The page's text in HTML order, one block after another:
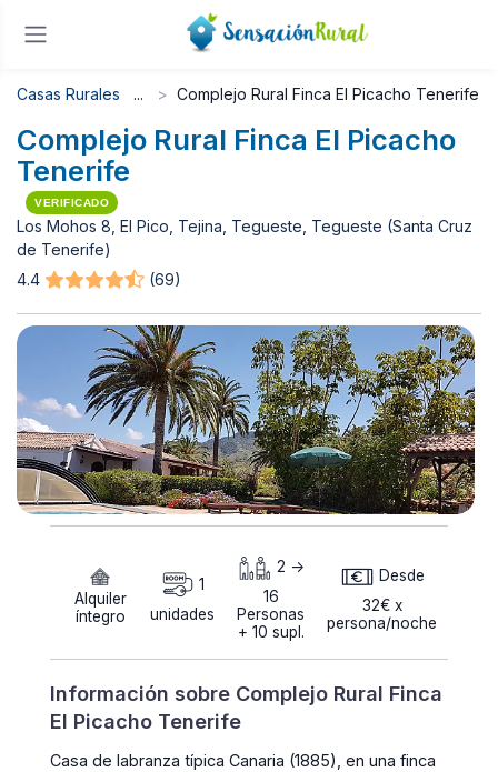
Casas Rurales Complejo Rural Finca El Picacho Tenerife
Complejo Rural Finca El Picacho
Tenerife
VERIFICADO
Los Mohos 8, El Pico, Tejina, Tegueste, Tegueste (Santa Cruz
de Tenerife)
4.4
(69)
Alquiler
íntegro
1
unidades
2 ->
16
Personas
+ 10 supl.
Desde
32€ x
persona/noche
Información sobre Complejo Rural Finca
El Picacho Tenerife
Casa de labranza típica Canaria (1885), en una finca